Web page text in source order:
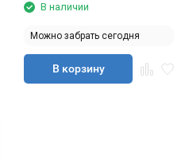
В наличии
Можно забрать сегодня
В корзину